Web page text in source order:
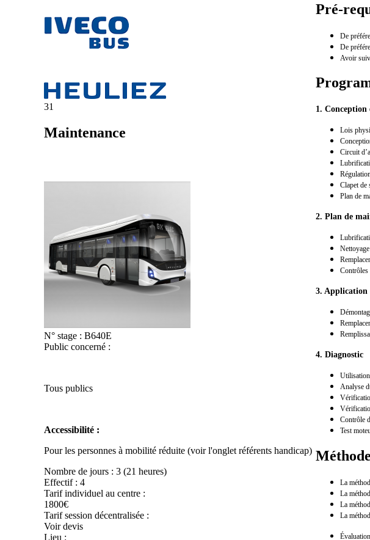
31
Maintenance
N° stage : B640E
Public concerné :
Tous publics
Accessibilité :
Pour les personnes à mobilité réduite (voir l'onglet référents handicap)
Nombre de jours : 3 (21 heures)
Effectif : 4
Tarif individuel au centre :
1800€
Tarif session décentralisée :
Voir devis
Lieu :
Pré-
De
De
Avoir
1. Conception
Lois
Circuit
Clapet de
Plan de
2. Plan de
Nettoyage
Contrôles
3. Application
4. Diagnostic
Utilisation
Analyse
Contrôle
Test
La
La
La
La
Évaluation